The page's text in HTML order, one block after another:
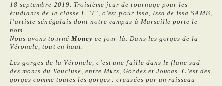
18 septembre 2019. Troisième jour de tournage pour les
étudiants de la classe I. “I”, c’est pour Issa, Issa de Issa SAMB,
l’artiste sénégalais dont notre campus à Marseille porte le
nom.
Nous avons tourné Money ce jour-là. Dans les gorges de la
Véroncle, tout en haut.
Les gorges de la Véroncle, c’est une faille dans le flanc sud
des monts du Vaucluse, entre Murs, Gordes et Joucas. C’est des
gorges comme toutes les gorges : creusées par un ruisseau